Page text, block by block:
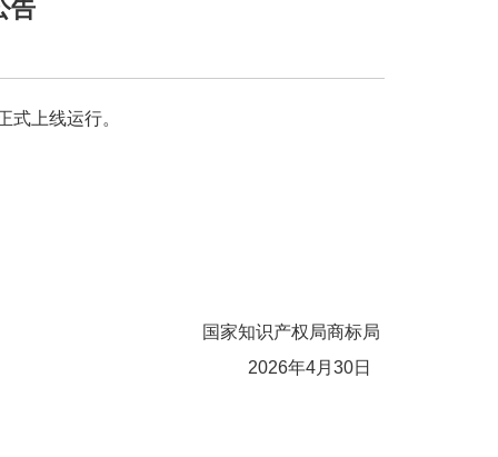
告
式上线运行。
国家知识产权局商标局
2026年4月30日